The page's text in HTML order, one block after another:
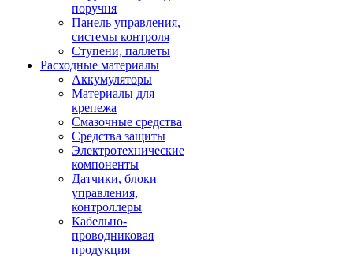
поручня
Панель управления,
системы контроля
Ступени, паллеты
Расходные материалы
Аккумуляторы
Материалы для
крепежа
Смазочные средства
Средства защиты
Электротехнические
компоненты
Датчики, блоки
управления,
контроллеры
Кабельно-
проводниковая
продукция